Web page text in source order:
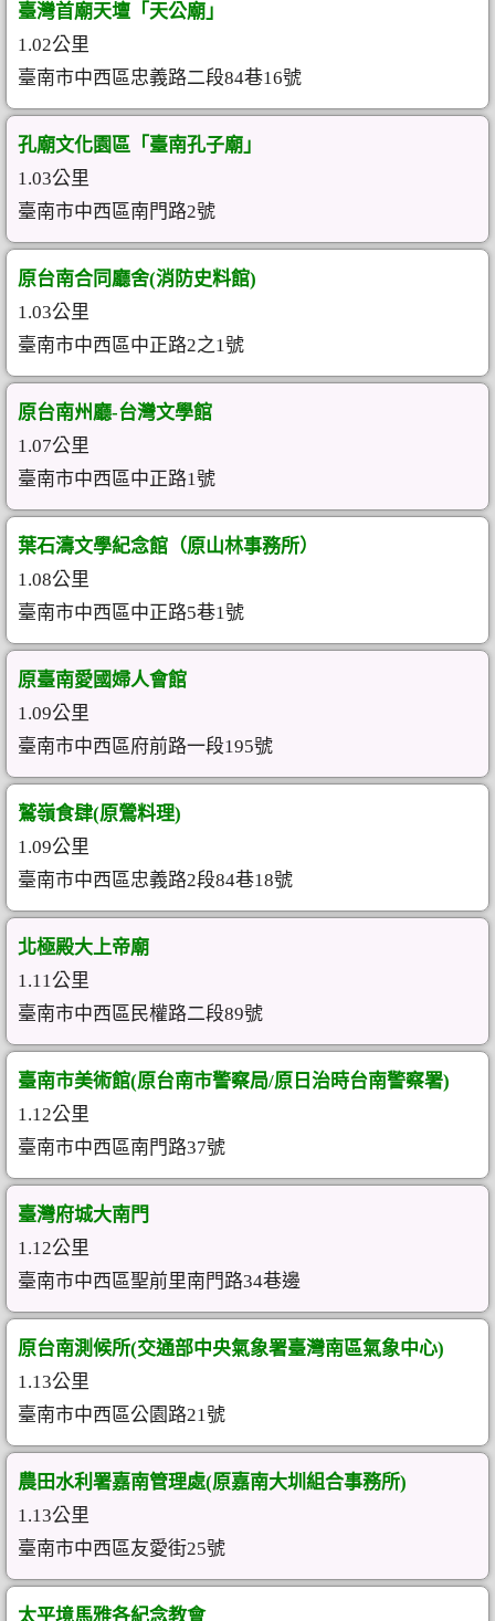
臺灣首廟天壇「天公廟」
1.02公里
臺南市中西區忠義路二段84巷16號
孔廟文化園區「臺南孔子廟」
1.03公里
臺南市中西區南門路2號
原台南合同廳舍(消防史料館)
1.03公里
臺南市中西區中正路2之1號
原台南州廳-台灣文學館
1.07公里
臺南市中西區中正路1號
葉石濤文學紀念館（原山林事務所）
1.08公里
臺南市中西區中正路5巷1號
原臺南愛國婦人會館
1.09公里
臺南市中西區府前路一段195號
鷲嶺食肆(原鶯料理)
1.09公里
臺南市中西區忠義路2段84巷18號
北極殿大上帝廟
1.11公里
臺南市中西區民權路二段89號
臺南市美術館(原台南市警察局/原日治時台南警察署)
1.12公里
臺南市中西區南門路37號
臺灣府城大南門
1.12公里
臺南市中西區聖前里南門路34巷邊
原台南測候所(交通部中央氣象署臺灣南區氣象中心)
1.13公里
臺南市中西區公園路21號
農田水利署嘉南管理處(原嘉南大圳組合事務所)
1.13公里
臺南市中西區友愛街25號
太平境馬雅各紀念教會